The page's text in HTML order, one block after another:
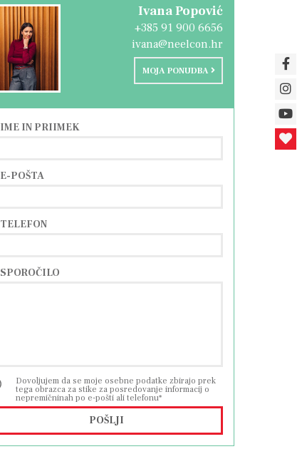
Ivana Popović
+385 91 900 6656
ivana@neelcon.hr
MOJA PONUDBA
IME IN PRIIMEK
E-POŠTA
TELEFON
SPOROČILO
Dovoljujem da se moje osebne podatke zbirajo prek
tega obrazca za stike za posredovanje informacij o
nepremičninah po e-pošti ali telefonu*
POŠLJI